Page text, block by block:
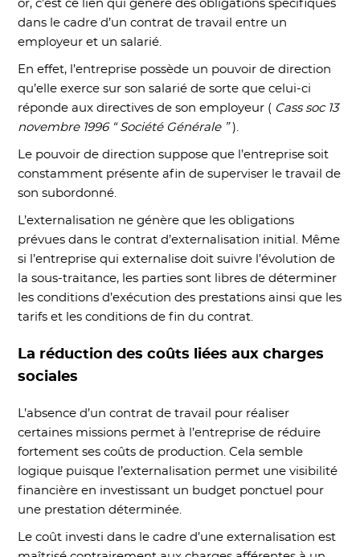
or, c’est ce lien qui génère des obligations spécifiques
dans le cadre d’un contrat de travail entre un
employeur et un salarié.
En effet, l’entreprise possède un pouvoir de direction
qu’elle exerce sur son salarié de sorte que celui-ci
réponde aux directives de son employeur ( Cass soc 13
novembre 1996 “ Société Générale ” ).
Le pouvoir de direction suppose que l’entreprise soit
constamment présente afin de superviser le travail de
son subordonné.
L’externalisation ne génère que les obligations
prévues dans le contrat d’externalisation initial. Même
si l’entreprise qui externalise doit suivre l’évolution de
la sous-traitance, les parties sont libres de déterminer
les conditions d’exécution des prestations ainsi que les
tarifs et les conditions de fin du contrat.
La réduction des coûts liées aux charges
sociales
L’absence d’un contrat de travail pour réaliser
certaines missions permet à l’entreprise de réduire
fortement ses coûts de production. Cela semble
logique puisque l’externalisation permet une visibilité
financière en investissant un budget ponctuel pour
une prestation déterminée.
Le coût investi dans le cadre d’une externalisation est